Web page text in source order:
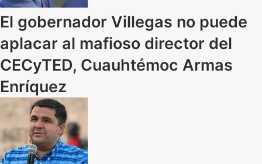
El gobernador Villegas no puede
aplacar al mafioso director del
CECyTED, Cuauhtémoc Armas
Enríquez